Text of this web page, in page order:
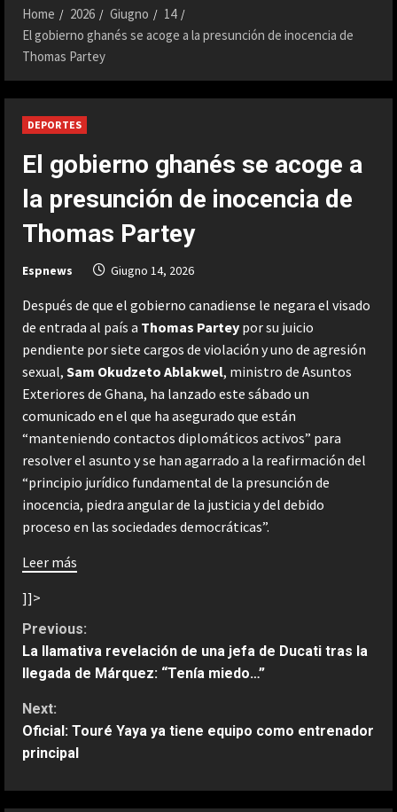
Home 2026 Giugno
14
El gobierno ghanés se acoge a la presunción de inocencia de
Thomas Partey
DEPORTES
El gobierno ghanés se acoge a
la presunción de inocencia de
Thomas Partey
Espnews Giugno 14, 2026
Después de que el gobierno canadiense le negara el visado
de entrada al país a Thomas Partey por su juicio
pendiente por siete cargos de violación y uno de agresión
sexual, Sam Okudzeto Ablakwel, ministro de Asuntos
Exteriores de Ghana, ha lanzado este sábado un
comunicado en el que ha asegurado que están
“manteniendo contactos diplomáticos activos” para
resolver el asunto y se han agarrado a la reafirmación del
“principio jurídico fundamental de la presunción de
inocencia, piedra angular de la justicia y del debido
proceso en las sociedades democráticas”.
Leer más
]]>
C
o
n
t
i
Previous:
La llamativa revelación de una jefa de Ducati tras la
llegada de Márquez: “Tenía miedo…”
Next:
Oficial: Touré Yaya ya tiene equipo como entrenador
principal